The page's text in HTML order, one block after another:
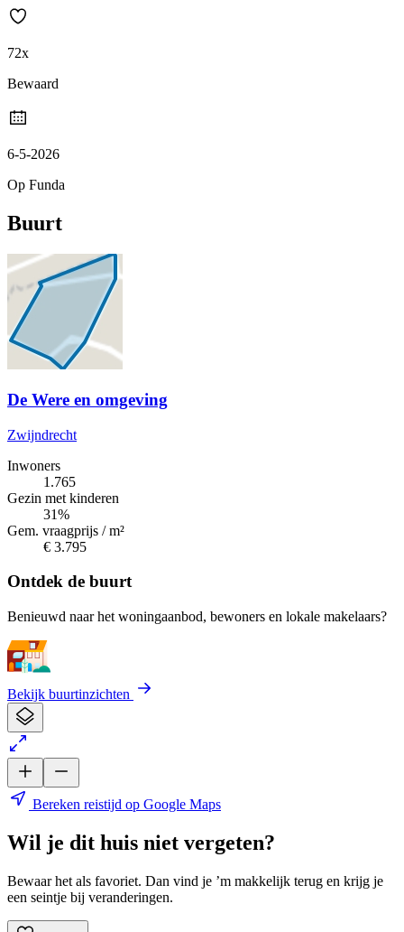
72x
Bewaard
6-5-2026
Op Funda
Buurt
De Were en omgeving
Zwijndrecht
Inwoners
1.765
Gezin met kinderen
31%
Gem. vraagprijs / m²
€ 3.795
Ontdek de buurt
Benieuwd naar het woningaanbod, bewoners en lokale makelaars?
Bekijk buurtinzichten
Bereken reistijd op Google Maps
Wil je dit huis niet vergeten?
Bewaar het als favoriet. Dan vind je ’m makkelijk terug en krijg je
een seintje bij veranderingen.